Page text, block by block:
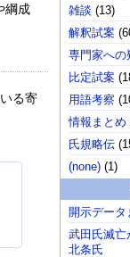
綱成
る寄
雑談 (13)
解釈試案 (
専門家への
比定試案 (
用語考察 (
情報まとめ
氏規略伝 (
(none) (1)
開示データ
武田氏滅亡
北条氏